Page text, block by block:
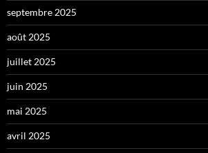
septembre 2025
août 2025
juillet 2025
juin 2025
mai 2025
avril 2025